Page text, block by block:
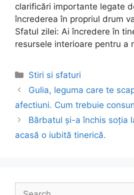
clarificări importante legate
încrederea în propriul drum
Sfatul zilei: Ai încredere în
resursele interioare pentru a
Categories
Stiri si sfaturi
Post
navigation
Gulia, leguma care te
afectiuni. Cum trebuie
Bărbatul și-a închis soția
acasă o iubită tinerică.
Search